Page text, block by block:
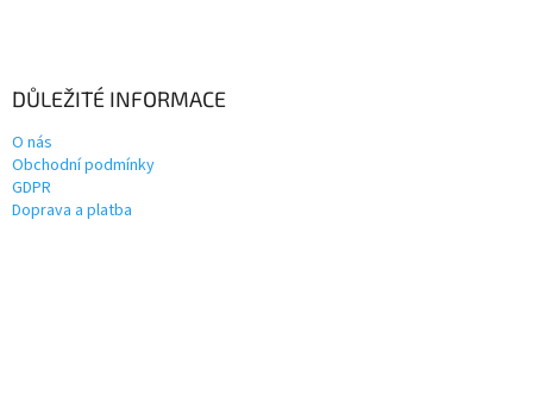
DŮLEŽITÉ INFORMACE
O nás
Obchodní podmínky
GDPR
Doprava a platba